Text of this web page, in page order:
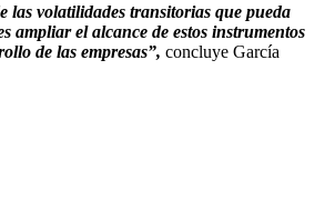
las volatilidades transitorias que pueda
ampliar el alcance de estos instrumentos
de las empresas”, concluye García